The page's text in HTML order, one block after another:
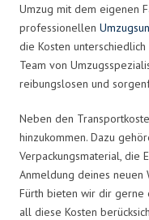
Umzug mit dem eigenen
professionellen
die Kosten
Team von
reibungslosen und
Neben den
hinzukommen. Dazu
Verpackungsmaterial, die
Anmeldung deines neuen
Fürth bieten wir dir gerne
all diese Kosten